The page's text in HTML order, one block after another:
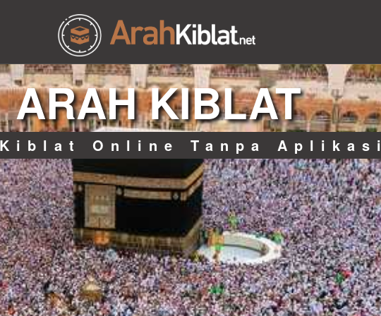
ARAH KIBLAT
Online Tanpa Aplikasi